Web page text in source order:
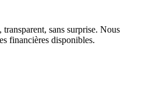
sans surprise. Nous
financières disponibles.